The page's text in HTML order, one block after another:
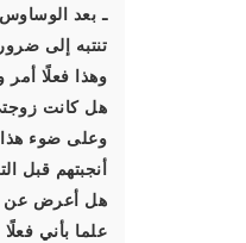
ـ بعد
تنتبه إلى
وهذا فعلًا
هل كانت
وعلى ضوء
أنجبتهم قبل
هل أعرض عن
علما بأني